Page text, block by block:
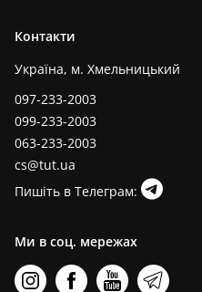
Контакти
Україна, м. Хмельницький
097-233-2003
099-233-2003
063-233-2003
cs@tut.ua
Пишіть в Телеграм:
Ми в соц. мережах